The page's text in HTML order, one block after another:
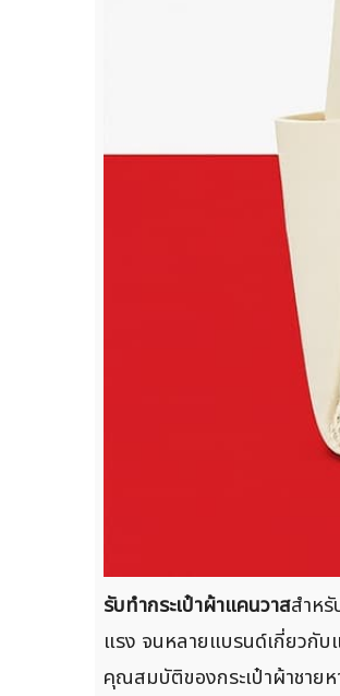
รับทำกระเป๋าผ้าแคนวาสสำห
แรง จนหลายแบรนด์เกี่ยวกับ
คุณสมบัติของกระเป๋าผ้าชาย